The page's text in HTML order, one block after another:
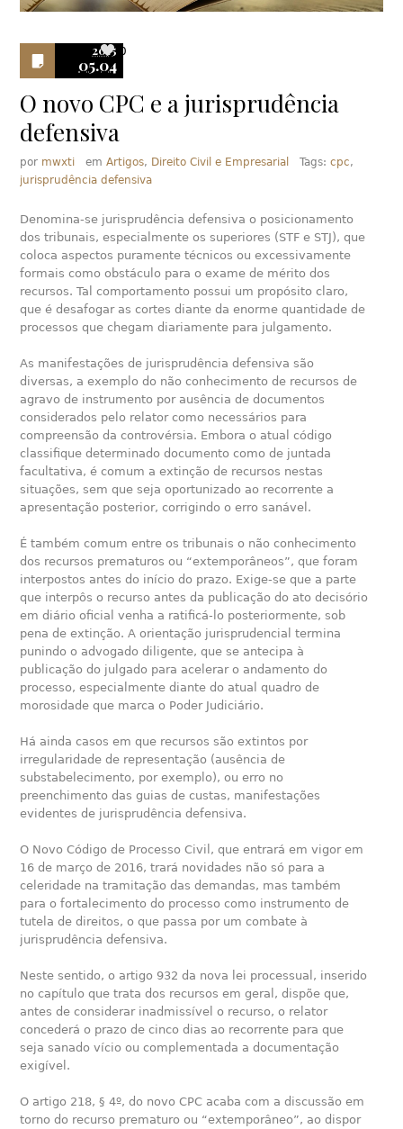
2015
05.04
0
O novo CPC e a jurisprudência
defensiva
por mwxti emArtigos, Direito Civil e Empresarial Tags:cpc,
jurisprudência defensiva
Denomina-se jurisprudência defensiva o posicionamento
dos tribunais, especialmente os superiores (STF e STJ), que
coloca aspectos puramente técnicos ou excessivamente
formais como obstáculo para o exame de mérito dos
recursos. Tal comportamento possui um propósito claro,
que é desafogar as cortes diante da enorme quantidade de
processos que chegam diariamente para julgamento.
As manifestações de jurisprudência defensiva são
diversas, a exemplo do não conhecimento de recursos de
agravo de instrumento por ausência de documentos
considerados pelo relator como necessários para
compreensão da controvérsia. Embora o atual código
classifique determinado documento como de juntada
facultativa, é comum a extinção de recursos nestas
situações, sem que seja oportunizado ao recorrente a
apresentação posterior, corrigindo o erro sanável.
É também comum entre os tribunais o não conhecimento
dos recursos prematuros ou “extemporâneos”, que foram
interpostos antes do início do prazo. Exige-se que a parte
que interpôs o recurso antes da publicação do ato decisório
em diário oficial venha a ratificá-lo posteriormente, sob
pena de extinção. A orientação jurisprudencial termina
punindo o advogado diligente, que se antecipa à
publicação do julgado para acelerar o andamento do
processo, especialmente diante do atual quadro de
morosidade que marca o Poder Judiciário.
Há ainda casos em que recursos são extintos por
irregularidade de representação (ausência de
substabelecimento, por exemplo), ou erro no
preenchimento das guias de custas, manifestações
evidentes de jurisprudência defensiva.
O Novo Código de Processo Civil, que entrará em vigor em
16 de março de 2016, trará novidades não só para a
celeridade na tramitação das demandas, mas também
para o fortalecimento do processo como instrumento de
tutela de direitos, o que passa por um combate à
jurisprudência defensiva.
Neste sentido, o artigo 932 da nova lei processual, inserido
no capítulo que trata dos recursos em geral, dispõe que,
antes de considerar inadmissível o recurso, o relator
concederá o prazo de cinco dias ao recorrente para que
seja sanado vício ou complementada a documentação
exigível.
O artigo 218, § 4º, do novo CPC acaba com a discussão em
torno do recurso prematuro ou “extemporâneo”, ao dispor